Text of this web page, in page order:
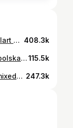
Big screens for big dreams🥹 #visualart #concertvisuals #creativeprocess #animation #mixedmedia #mixedmediaart #collageart #collageanimation #motiondesign #visualartist #dawidpodsiadło 408.3k
Will never get over this. @cocacolapolska ❤️ #visualart #mural #mixedmedia #muralarts #visualartist #collage #collageart #collageartist #creativeprocess #cocacola #cokemusic #muralpainting115.5k
„Editing barely does anything” 🤭 #mixedmediaartist 247.3k